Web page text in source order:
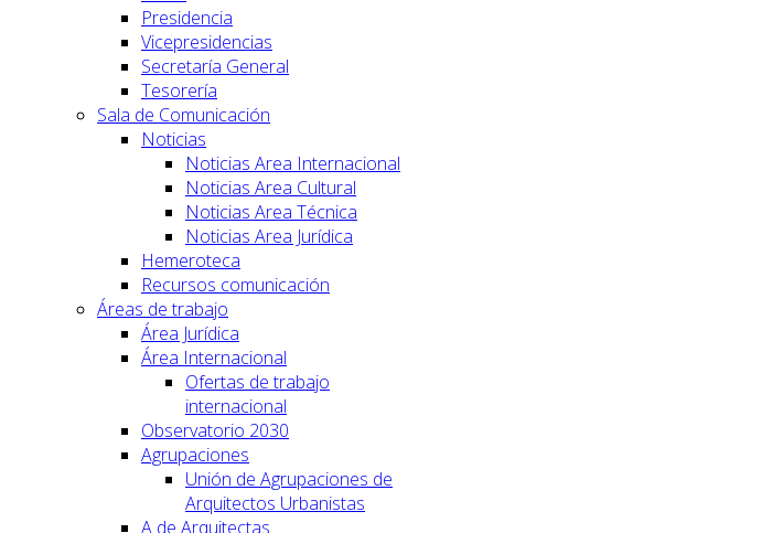
Presidencia
Vicepresidencias
Secretaría General
Tesorería
Sala de Comunicación
Noticias
Noticias Area Internacional
Noticias Area Cultural
Noticias Area Técnica
Noticias Area Jurídica
Hemeroteca
Recursos comunicación
Áreas de trabajo
Área Jurídica
Área Internacional
Ofertas de trabajo
internacional
Observatorio 2030
Agrupaciones
Unión de Agrupaciones de
Arquitectos Urbanistas
A de Arquitectas